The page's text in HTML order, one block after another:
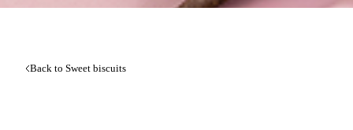
Back to Sweet biscuits